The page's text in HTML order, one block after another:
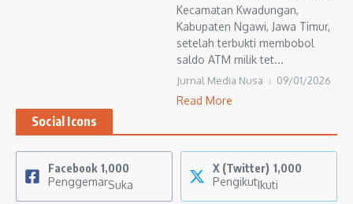
Kecamatan Kwadungan,
Kabupaten Ngawi, Jawa Timur,
setelah terbukti membobol
saldo ATM milik tet...
Jurnal Media Nusa 09/01/2026
Read More
Social Icons
Facebook 1,000
PenggemarSuka
X (Twitter) 1,000
PengikutIkuti